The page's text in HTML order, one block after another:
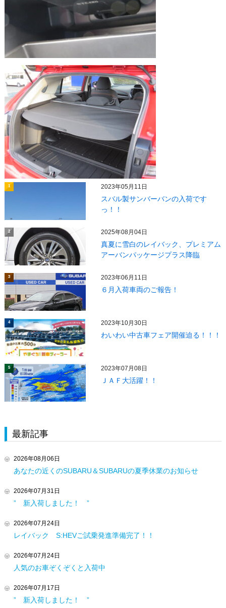
1 2023年05月11日
スバル製サンバーバンの入荷です
っ！！
2 2025年08月04日
真夏に雪白のレイバック、プレミアム
アーバンパッケージプラス降臨
3 2023年06月11日
６月入荷車両のご報告！
4 2023年10月30日
わいわい中古車フェア開催迫る！！！
5 2023年07月08日
ＪＡＦ大活躍！！
最新記事
2026年08月06日
あなたの近くのSUBARU＆SUBARUの夏季休業のお知らせ
2026年07月31日
” 新入荷しました！ ”
2026年07月24日
レイバック S:HEVご試乗発進準備完了！！
2026年07月24日
人気のお車ぞくぞくと入荷中
2026年07月17日
” 新入荷しました！ ”